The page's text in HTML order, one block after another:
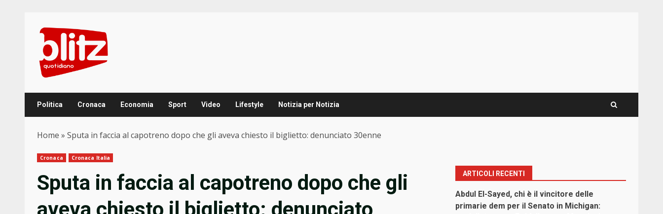
content
Politica Cronaca Economia Sport Video Lifestyle Notizia per Notizia
Home » Sputa in faccia al capotreno dopo che gli aveva chiesto il biglietto: denunciato 30enne
Cronaca Cronaca Italia
Sputa in faccia al capotreno dopo che gli
ARTICOLI RECENTI
Abdul El-Sayed, chi è il vincitore delle
primarie dem per il Senato in Michigan: